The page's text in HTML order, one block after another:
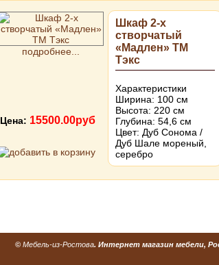
подробнее...
Шкаф 2-х
створчатый
«Мадлен» ТМ
Тэкс
Характеристики
Ширина: 100 см
Высота: 220 см
Глубина: 54,6 см
Цвет: Дуб Сонома /
Дуб Шале мореный,
серебро
Цена: 15500.00руб
© Мебель-из-Ростова. Интернет магазин мебели,